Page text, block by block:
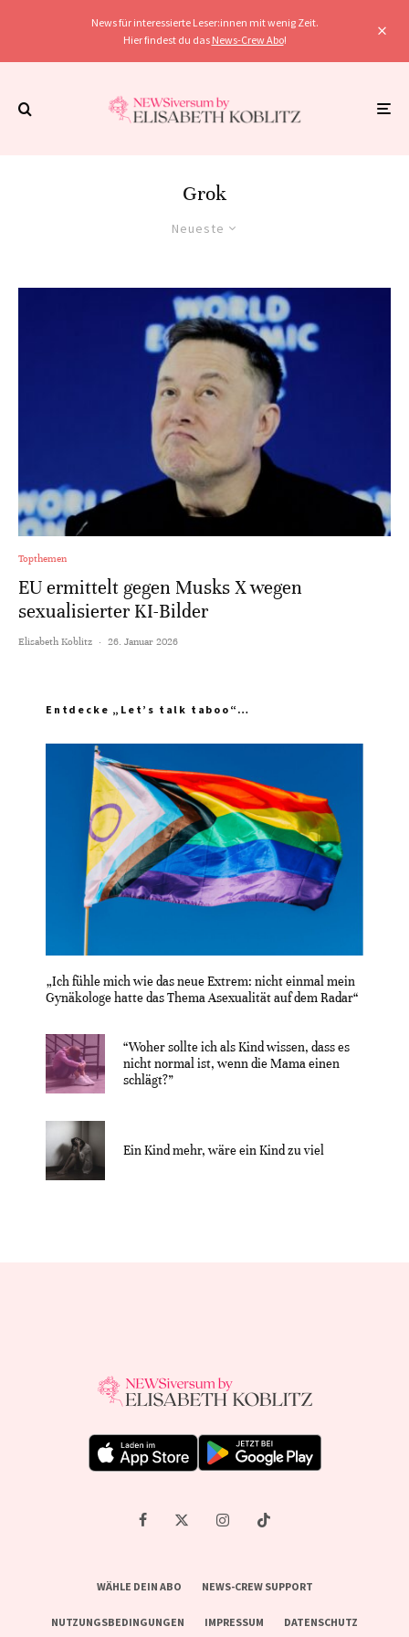
News für interessierte Leser:innen mit wenig Zeit.
Hier findest du das News-Crew Abo!
Grok
Neueste
Topthemen
EU ermittelt gegen Musks X wegen
sexualisierter KI-Bilder
Elisabeth Koblitz · 26. Januar 2026
Entdecke „Let’s talk taboo“…
„Ich fühle mich wie das neue Extrem: nicht einmal mein
Gynäkologe hatte das Thema Asexualität auf dem Radar“
“Woher sollte ich als Kind wissen, dass es
nicht normal ist, wenn die Mama einen
schlägt?”
Ein Kind mehr, wäre ein Kind zu viel
WÄHLE DEIN ABO NEWS-CREW SUPPORT
NUTZUNGSBEDINGUNGEN IMPRESSUM DATENSCHUTZ